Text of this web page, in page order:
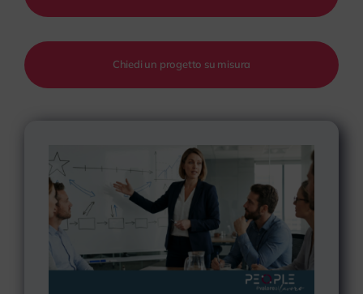
Chiedi un progetto su misura